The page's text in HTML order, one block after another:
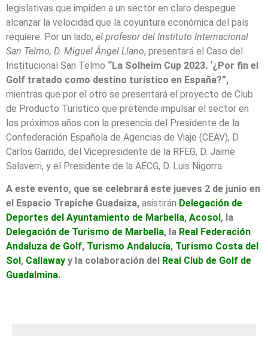
legislativas que impiden a un sector en claro despegue
alcanzar la velocidad que la coyuntura económica del país
requiere. Por un lado, el profesor del Instituto Internacional
San Telmo, D. Miguel Ángel Llano, presentará el Caso del
Institucional San Telmo “La Solheim Cup 2023. ‘¿Por fin el
Golf tratado como destino turístico en España?”,
mientras que por el otro se presentará el proyecto de Club
de Producto Turístico que pretende impulsar el sector en
los próximos años con la presencia del Presidente de la
Confederación Española de Agencias de Viaje (CEAV), D.
Carlos Garrido, del Vicepresidente de la RFEG, D. Jaime
Salaverri, y el Presidente de la AECG, D. Luis Nigorra.
A este evento, que se celebrará este jueves 2 de junio en
el Espacio Trapiche Guadaiza, asistirán Delegación de
Deportes del Ayuntamiento de Marbella, Acosol , la
Delegación de Turismo de Marbella, la Real Federación
Andaluza de Golf, Turismo Andalucía, Turismo Costa del
Sol , Callaway y la colaboración del Real Club de Golf de
Guadalmina.